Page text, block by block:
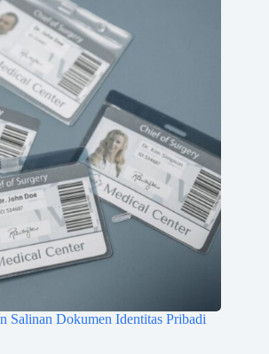
Salinan Dokumen Identitas Pribadi